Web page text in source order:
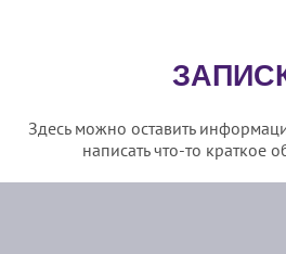
Здесь можно оставить
написать что-то краткое